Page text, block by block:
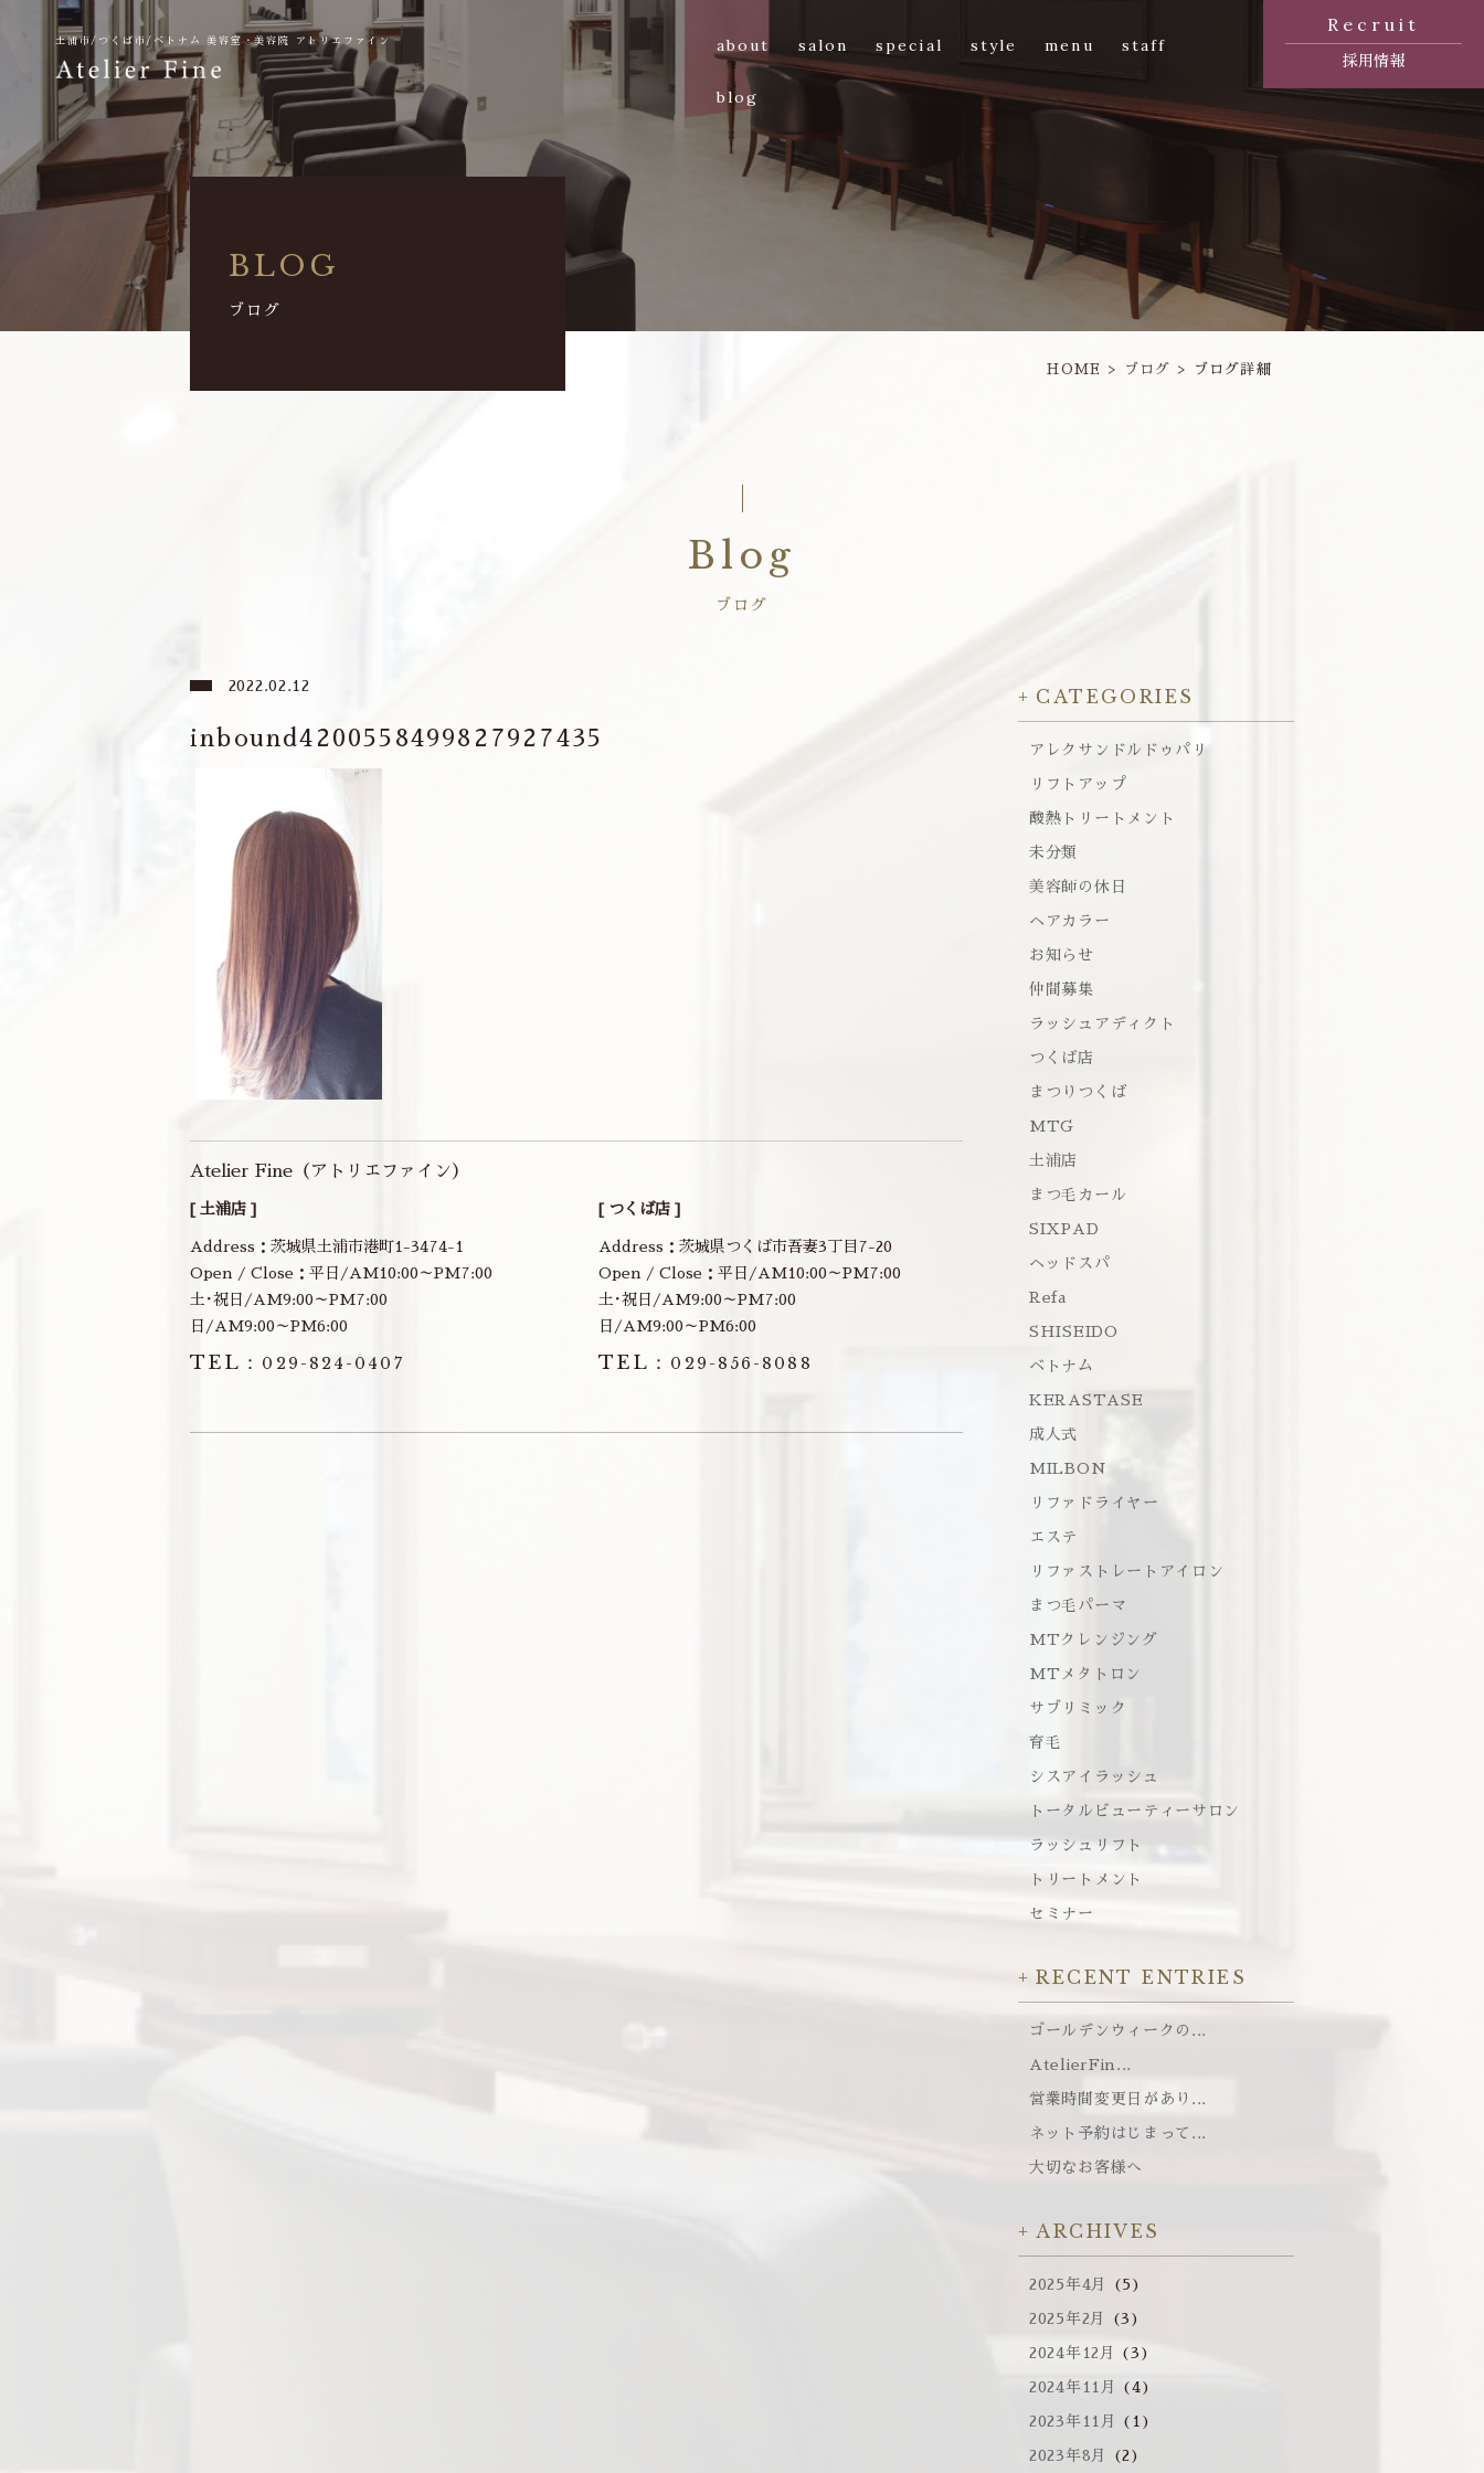
土浦市/つくば市/ベトナム美容室・美容院 アトリエファイン about salon special style menu staff
blog
Recruit
採用情報
BLOG
ブログ
HOME ブログ ブログ詳細
Blog
ブログ
2022.02.12
inbound4200558499827927435
Atelier Fine（アトリエファイン）
[ 土浦店 ]
Address：茨城県土浦市港町1-3474-1
Open / Close：平日/AM10:00～PM7:00
土･祝日/AM9:00～PM7:00
日/AM9:00～PM6:00
TEL： 029-824-0407
[ つくば店 ]
Address：茨城県つくば市吾妻3丁目7-20
Open / Close：平日/AM10:00～PM7:00
土･祝日/AM9:00～PM7:00
日/AM9:00～PM6:00
TEL： 029-856-8088
CATEGORIES
アレクサンドルドゥパリ
リフトアップ
酸熱トリートメント
未分類
美容師の休日
ヘアカラー
お知らせ
仲間募集
ラッシュアディクト
つくば店
まつりつくば
MTG
土浦店
まつ毛カール
SIXPAD
ヘッドスパ
Refa
SHISEIDO
ベトナム
KERASTASE
成人式
MILBON
リファドライヤー
エステ
リファストレートアイロン
まつ毛パーマ
MTクレンジング
MTメタトロン
サブリミック
育毛
シスアイラッシュ
トータルビューティーサロン
ラッシュリフト
トリートメント
セミナー
RECENT ENTRIES
ゴールデンウィークの...
AtelierFin...
営業時間変更日があり...
ネット予約はじまって...
大切なお客様へ
ARCHIVES
2025年4月 (5)
2025年2月 (3)
2024年12月 (3)
2024年11月 (4)
2023年11月 (1)
2023年8月 (2)